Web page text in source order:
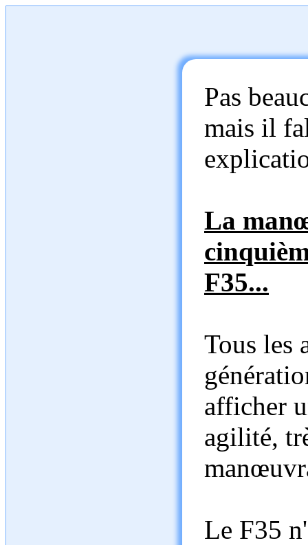
Pas
mais il
La
F35...
Tous les
afficher
agilité,
Le F35